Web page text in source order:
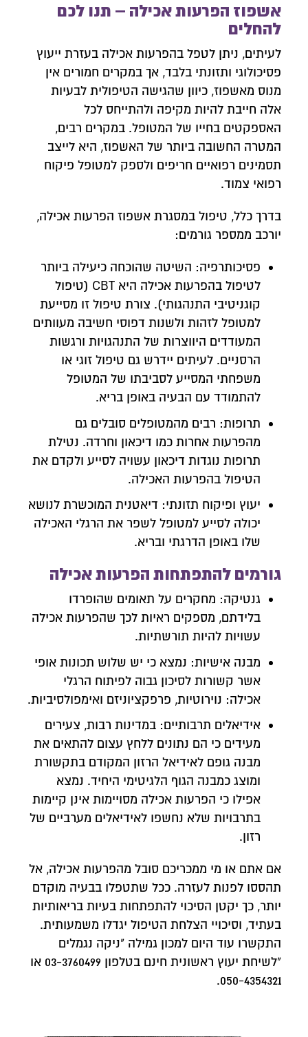
אשפוז הפרעות אכילה – תנו לכם
להחלים
לעיתים, ניתן לטפל בהפרעות אכילה בעזרת ייעוץ
פסיכולוגי ותזונתי בלבד, אך במקרים חמורים אין
מנוס מאשפוז, כיוון שהגישה הטיפולית לבעיות
אלה חייבת להיות מקיפה ולהתייחס לכל
האספקטים בחייו של המטופל. במקרים רבים,
המטרה החשובה ביותר של האשפוז, היא לייצב
תסמינים רפואיים חריפים ולספק למטופל פיקוח
רפואי צמוד.
בדרך כלל, טיפול במסגרת אשפוז הפרעות אכילה,
יורכב ממספר גורמים:
פסיכותרפיה: השיטה שהוכחה כיעילה ביותר
לטיפול בהפרעות אכילה היא CBT (טיפול
קוגניטיבי התנהגותי). צורת טיפול זו מסייעת
למטופל לזהות ולשנות דפוסי חשיבה מעוותים
המעודדים היווצרות של התנהגויות ורגשות
הרסניים. לעיתים יידרש גם טיפול זוגי או
משפחתי המסייע לסביבתו של המטופל
להתמודד עם הבעיה באופן בריא.
תרופות: רבים מהמטופלים סובלים גם
מהפרעות אחרות כמו דיכאון וחרדה. נטילת
תרופות נוגדות דיכאון עשויה לסייע ולקדם את
הטיפול בהפרעות האכילה.
יעוץ ופיקוח תזונתי: דיאטנית המוכשרת לנושא
יכולה לסייע למטופל לשפר את הרגלי האכילה
שלו באופן הדרגתי ובריא.
גורמים להתפתחות הפרעות אכילה
גנטיקה: מחקרים על תאומים שהופרדו
בלידתם, מספקים ראיות לכך שהפרעות אכילה
עשויות להיות תורשתיות.
מבנה אישיות: נמצא כי יש שלוש תכונות אופי
אשר קשורות לסיכון גבוה לפיתוח הרגלי
אכילה: נוירוטיות, פרפקציוניזם ואימפולסיביות.
אידיאלים תרבותיים: במדינות רבות, צעירים
מעידים כי הם נתונים ללחץ עצום להתאים את
מבנה גופם לאידיאל הרזון המקודם בתקשורת
ומוצג כמבנה הגוף הלגיטימי היחיד. נמצא
אפילו כי הפרעות אכילה מסויימות אינן קיימות
בתרבויות שלא נחשפו לאידיאלים מערביים של
רזון.
אם אתם או מי ממכריכם סובל מהפרעות אכילה, אל
תהססו לפנות לעזרה. ככל שתטפלו בבעיה מוקדם
יותר, כך יקטן הסיכוי להתפתחות בעיות בריאותיות
בעתיד, וסיכויי הצלחת הטיפול יגדלו משמעותית.
התקשרו עוד היום למכון גמילה "ניקה נגמלים
"לשיחת יעוץ ראשונית חינם בטלפון ‎03-3760499 או
050-4354321.